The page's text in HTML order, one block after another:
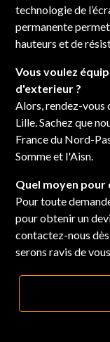
technologie de
permanente
hauteurs et de
Vous voulez
d'exterieur ?
Alors, rendez-vous
Lille. Sachez que
France du Nord-
Somme et l'Aisn.
Quel moyen pour
Pour toute
pour obtenir un
contactez-nous
serons ravis de